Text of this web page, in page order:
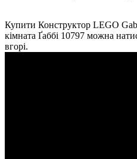
Купити Конструктор LEGO
кімната Ґаббі 10797 можна
вгорі.